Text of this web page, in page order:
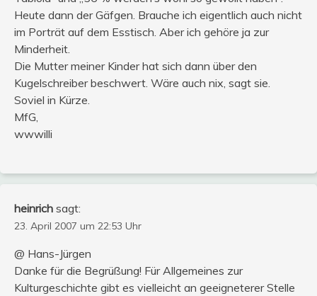
Heute dann der Gäfgen. Brauche ich eigentlich auch nicht
im Porträt auf dem Esstisch. Aber ich gehöre ja zur
Minderheit.
Die Mutter meiner Kinder hat sich dann über den
Kugelschreiber beschwert. Wäre auch nix, sagt sie.
Soviel in Kürze.
MfG,
wwwilli
heinrich sagt:
23. April 2007 um 22:53 Uhr
@ Hans-Jürgen
Danke für die Begrüßung! Für Allgemeines zur
Kulturgeschichte gibt es vielleicht an geeigneterer Stelle